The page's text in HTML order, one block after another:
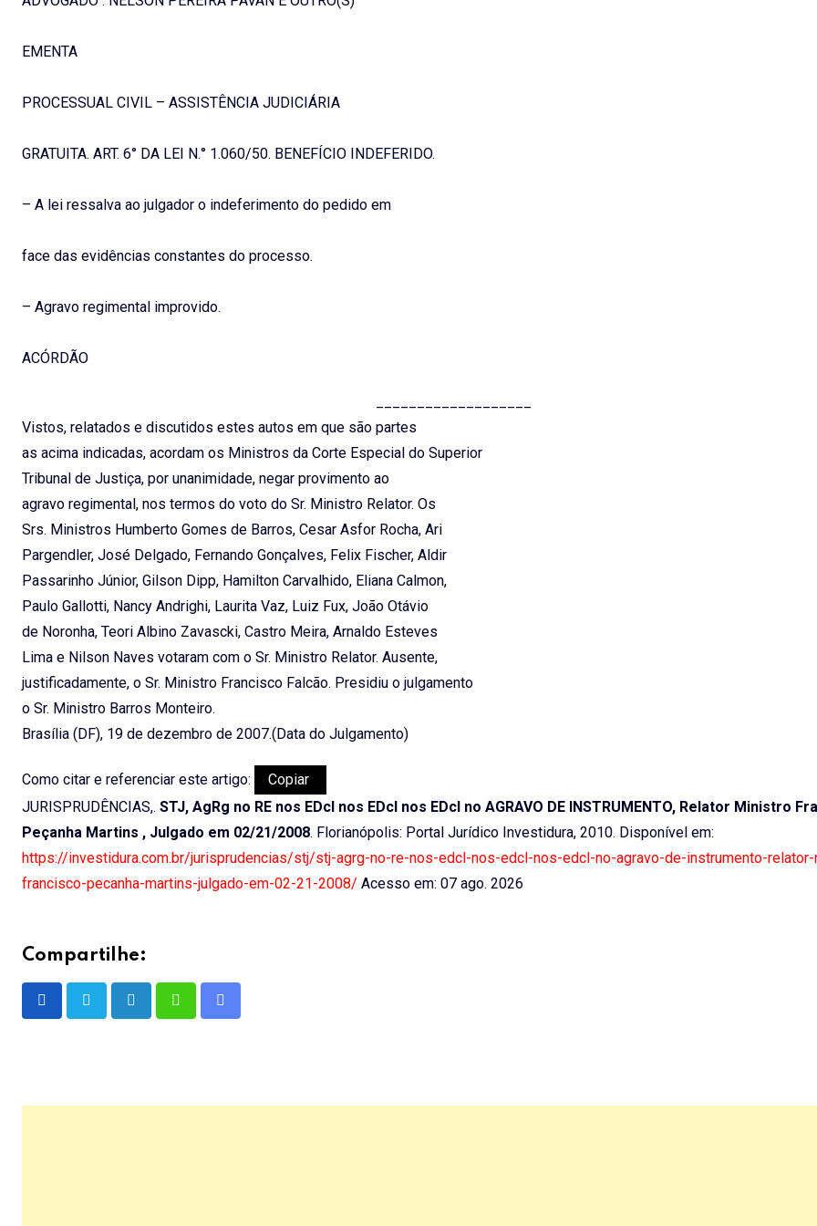
EMENTA
PROCESSUAL CIVIL – ASSISTÊNCIA JUDICIÁRIA
GRATUITA. ART. 6° DA LEI N.° 1.060/50. BENEFÍCIO INDEFERIDO.
– A lei ressalva ao julgador o indeferimento do pedido em
face das evidências constantes do processo.
– Agravo regimental improvido.
ACÓRDÃO
Vistos, relatados e discutidos estes autos em que são partes
as acima indicadas, acordam os Ministros da Corte Especial do Superior
Tribunal de Justiça, por unanimidade, negar provimento ao
agravo regimental, nos termos do voto do Sr. Ministro Relator. Os
Srs. Ministros Humberto Gomes de Barros, Cesar Asfor Rocha, Ari
Pargendler, José Delgado, Fernando Gonçalves, Felix Fischer, Aldir
Passarinho Júnior, Gilson Dipp, Hamilton Carvalhido, Eliana Calmon,
Paulo Gallotti, Nancy Andrighi, Laurita Vaz, Luiz Fux, João Otávio
de Noronha, Teori Albino Zavascki, Castro Meira, Arnaldo Esteves
Lima e Nilson Naves votaram com o Sr. Ministro Relator. Ausente,
justificadamente, o Sr. Ministro Francisco Falcão. Presidiu o julgamento
o Sr. Ministro Barros Monteiro.
Brasília (DF), 19 de dezembro de 2007.(Data do Julgamento)
Como citar e referenciar este artigo:
Copiar
JURISPRUDÊNCIAS,. STJ, AgRg no RE nos EDcl nos EDcl nos EDcl no AGRAVO DE INSTRUMENTO, Relator Ministro
Peçanha Martins , Julgado em 02/21/2008. Florianópolis: Portal Jurídico Investidura, 2010. Disponível em:
https://investidura.com.br/jurisprudencias/stj/stj-agrg-no-re-nos-edcl-nos-edcl-nos-edcl-no-agravo-de-instrumento-
francisco-pecanha-martins-julgado-em-02-21-2008/ Acesso em: 07 ago. 2026
Compartilhe:
LinkedInWhatsappShare